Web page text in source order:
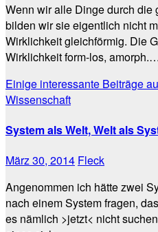
Wenn wir alle Dinge durch die
bilden wir sie eigentlich nicht
Wirklichkeit gleichförmig. Die
Wirklichkeit form-los,
Einige interessante Beiträge
Wissenschaft
System als Welt, Welt als
März 30, 2014 Fleck
Angenommen ich hätte zwei
nach einem System fragen,
es nämlich >jetzt< nicht